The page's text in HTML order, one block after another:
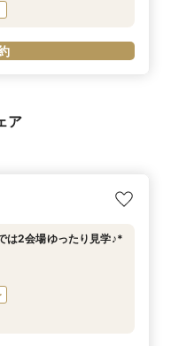
ア
は2会場ゆったり見学♪*